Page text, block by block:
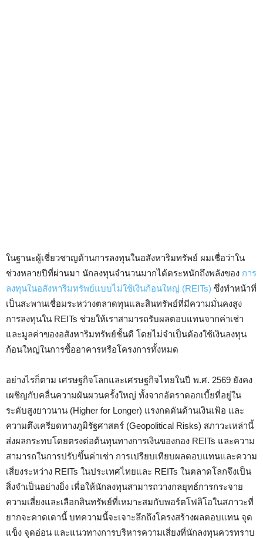
ในฐานะผู้เชี่ยวชาญด้านการลงทุนในอสังหาริมทรัพย์ ผมเชื่อว่าใน
ช่วงหลายปีที่ผ่านมา นักลงทุนจำนวนมากได้ตระหนักถึงพลังของ การ
ลงทุนในอสังหาริมทรัพย์แบบไม่ใช้เงินก้อนใหญ่ (REITs) ซึ่งทำหน้าที่
เป็นสะพานเชื่อมระหว่างตลาดทุนและสินทรัพย์ที่มีความมั่นคงสูง
การลงทุนใน REITs ช่วยให้เราสามารถรับผลตอบแทนจากค่าเช่า
และมูลค่าของอสังหาริมทรัพย์ชั้นดี โดยไม่จำเป็นต้องใช้เงินลงทุน
ก้อนใหญ่ในการซื้ออาคารหรือโครงการทั้งหมด
อย่างไรก็ตาม เศรษฐกิจโลกและเศรษฐกิจไทยในปี พ.ศ. 2569 ยังคง
เผชิญกับคลื่นความผันผวนครั้งใหญ่ ทั้งจากอัตราดอกเบี้ยที่อยู่ใน
ระดับสูงยาวนาน (Higher for Longer) แรงกดดันด้านเงินเฟ้อ และ
ความตึงเครียดทางภูมิรัฐศาสตร์ (Geopolitical Risks) สภาวะเหล่านี้
ส่งผลกระทบโดยตรงต่อต้นทุนทางการเงินของกอง REITs และความ
สามารถในการปรับขึ้นค่าเช่า การเปรียบเทียบผลตอบแทนและความ
เสี่ยงระหว่าง REITs ในประเทศไทยและ REITs ในตลาดโลกจึงเป็น
สิ่งจำเป็นอย่างยิ่ง เพื่อให้นักลงทุนสามารถวางกลยุทธ์การกระจาย
ความเสี่ยงและเลือกสินทรัพย์ที่เหมาะสมกับพอร์ตโฟลิโอในสภาวะที่
ยากจะคาดเดานี้ บทความนี้จะเจาะลึกถึงโครงสร้างผลตอบแทน จุด
แข็ง จุดอ่อน และแนวทางการบริหารความเสี่ยงที่นักลงทุนควรทราบ